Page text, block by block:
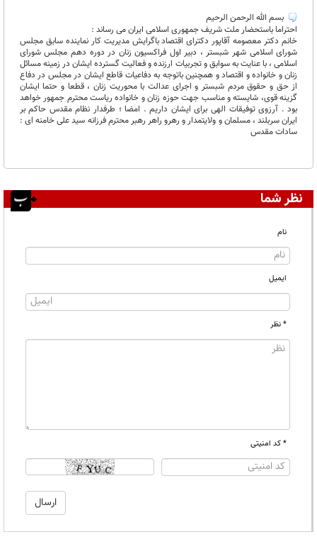
بسم الله الرحمن الرحیم
احتراما باستحضار ملت شریف جمهوری اسلامی ایران می رساند :
خانم دکتر معصومه آقاپور دکترای اقتصاد باگرایش مدیریت کار نماینده سابق مجلس
شورای اسلامی شهر شبستر ، دبیر اول فراکسیون زنان در دوره دهم مجلس شورای
اسلامی ، با عنایت به سوابق و تجربیات ارزنده و فعالیت گسترده ایشان در زمینه مسائل
زنان و خانواده و اقتصاد و همچنین باتوجه به دفاعیات قاطع ایشان در مجلس در دفاع
از حق و حقوق مردم شبستر و اجرای عدالت با محوریت زنان ، قطعا و حتما ایشان
گزینه قوی، شایسته و مناسب جهت حوزه زنان و خانواده ریاست محترم جمهور خواهد
بود . آرزوی توفیقات الهی برای ایشان داریم . امضا ؛ طرفدار نظام مقدس حاکم بر
ایران سربلند ، مسلمان و ولایتمدار و رهرو راهر رهبر محترم فرزانه سید علی خامنه ای :
سادات مقدس
نظر شما
نام
ایمیل
* نظر
* کد امنیتی